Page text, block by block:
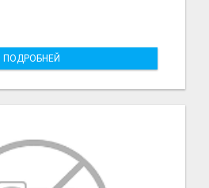
ПОДРОБНЕЙ